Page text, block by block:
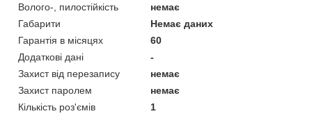
Волого-, пилостійкість
немає
Габарити
Немає даних
Гарантія в місяцях
60
Додаткові дані
-
Захист від перезапису
немає
Захист паролем
немає
Кількість роз'ємів
1